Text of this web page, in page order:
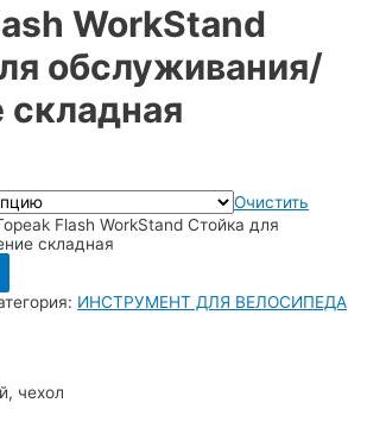
WorkStand
обслуживания/
складная
Очистить
Flash WorkStand Стойка для
складная
ИНСТРУМЕНТ ДЛЯ ВЕЛОСИПЕДА
чехол